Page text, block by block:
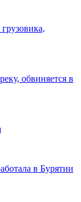
обвиняется в
в Бурятии